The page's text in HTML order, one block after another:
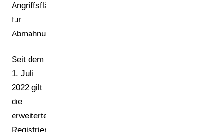
Angriffsfläche
für
Abmahnungen.
Seit dem
1. Juli
2022 gilt
die
erweiterte
Registrierungspflicht